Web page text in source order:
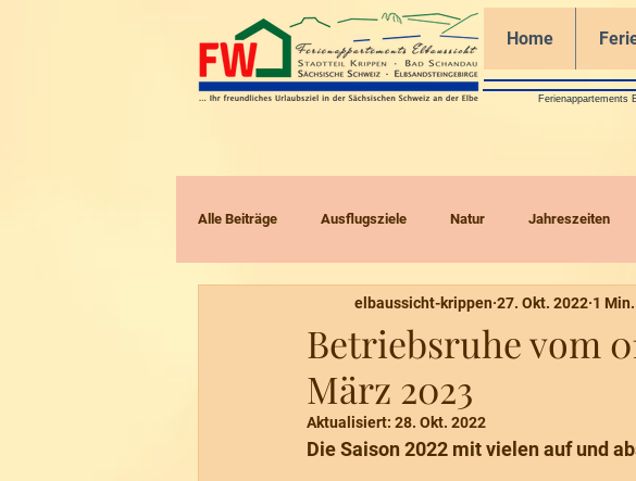
Home
Ferienappartements
Alle Beiträge Ausflugsziele Natur Jahreszeiten
Touren mit Kindern Drohnenflüge
Betriebsruhe vom
März 2023
elbaussicht-krippen 27. Okt. 2022 1
Aktualisiert: 28. Okt. 2022
Die Saison 2022 mit vielen auf und